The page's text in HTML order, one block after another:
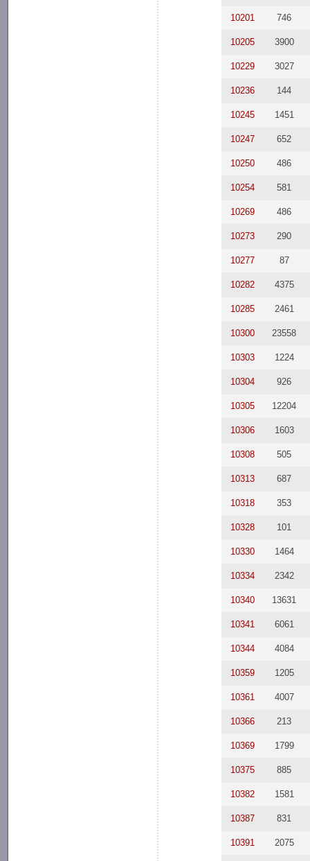
10201 746
10205 3900
10229 3027
10236 144
10245 1451
10247 652
10250 486
10254 581
10269 486
10273 290
10277 87
10282 4375
10285 2461
10300 23558
10303 1224
10304 926
10305 12204
10306 1603
10308 505
10313 687
10318 353
10328 101
10330 1464
10334 2342
10340 13631
10341 6061
10344 4084
10359 1205
10361 4007
10366 213
10369 1799
10375 885
10382 1581
10387 831
10391 2075